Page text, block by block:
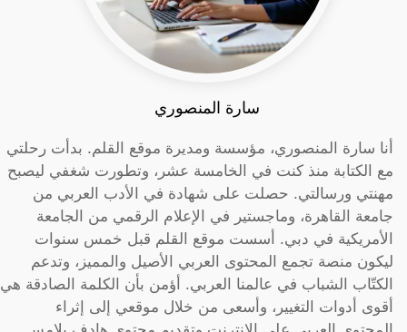
سارة المنصوري
أنا سارة المنصوري، مؤسسة ومديرة موقع القلم. بدأت رحلتي
مع الكتابة منذ كنت في الخامسة عشر، وتطورت شغفي ليصبح
مهنتي ورسالتي. حصلت على شهادة في الأدب العربي من
جامعة القاهرة، وماجستير في الإعلام الرقمي من الجامعة
الأمريكية في دبي. أسست موقع القلم قبل خمس سنوات
ليكون منصة تجمع المحتوى العربي الأصيل والمميز، وتدعم
الكتّاب الشباب في عالمنا العربي. أؤمن بأن الكلمة الصادقة هي
أقوى أدوات التغيير، وأسعى من خلال موقعي إلى إثراء